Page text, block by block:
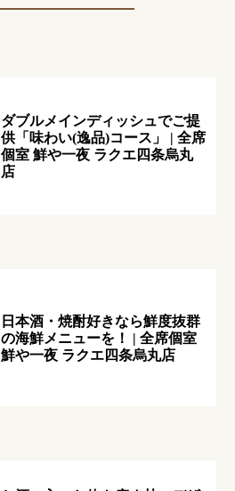
ダブルメインディッシュでご提
供「味わい(逸品)コース」 | 全席
個室 鮮や一夜 ラクエ四条烏丸
店
日本酒・焼酎好きなら鮮度抜群
の海鮮メニューを！ | 全席個室
鮮や一夜 ラクエ四条烏丸店